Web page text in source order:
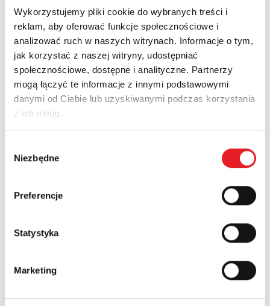
Wykorzystujemy pliki cookie do wybranych treści i
reklam, aby oferować funkcje społecznościowe i
analizować ruch w naszych witrynach. Informacje o tym,
jak korzystać z naszej witryny, udostępniać
społecznościowe, dostępne i analityczne. Partnerzy
mogą łączyć te informacje z innymi podstawowymi
danymi od Ciebie lub uzyskiwanymi podczas korzystania
z ich usług.
zgody
Niezbędne
Preferencje
Statystyka
Marketing
Zapytaj o szczegóły oferty
Imię i nazwisko: *
Adres e-mail: *
Nazwa firmy:
Województwo:
Treść: *